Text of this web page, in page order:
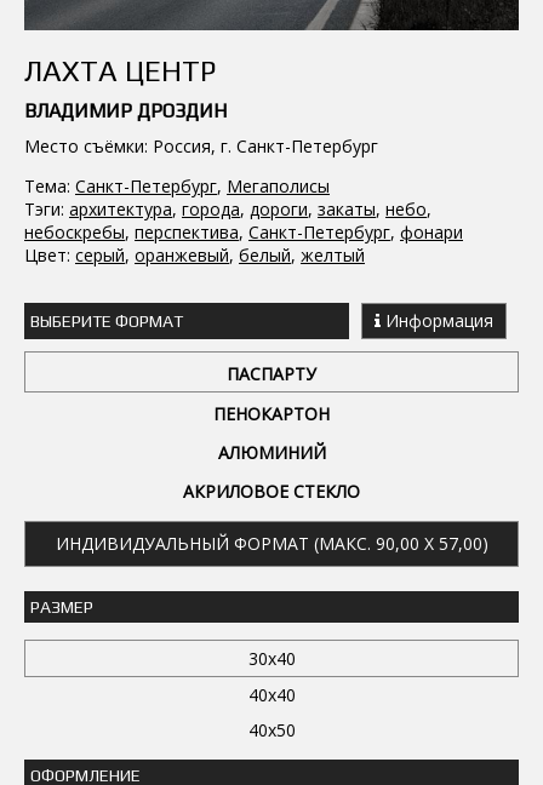
ЛАХТА ЦЕНТР
ВЛАДИМИР ДРОЗДИН
Место съёмки: Россия, г. Санкт-Петербург
Тема: Санкт-Петербург, Мегаполисы
Тэги: архитектура, города, дороги, закаты, небо,
небоскребы, перспектива, Санкт-Петербург, фонари
Цвет: серый, оранжевый, белый, желтый
ВЫБЕРИТЕ ФОРМАТ Информация
ПАСПАРТУ
ПЕНОКАРТОН
АЛЮМИНИЙ
АКРИЛОВОЕ СТЕКЛО
ИНДИВИДУАЛЬНЫЙ ФОРМАТ (МАКС. 90,00 X 57,00)
РАЗМЕР
30x40
40x40
40x50
ОФОРМЛЕНИЕ